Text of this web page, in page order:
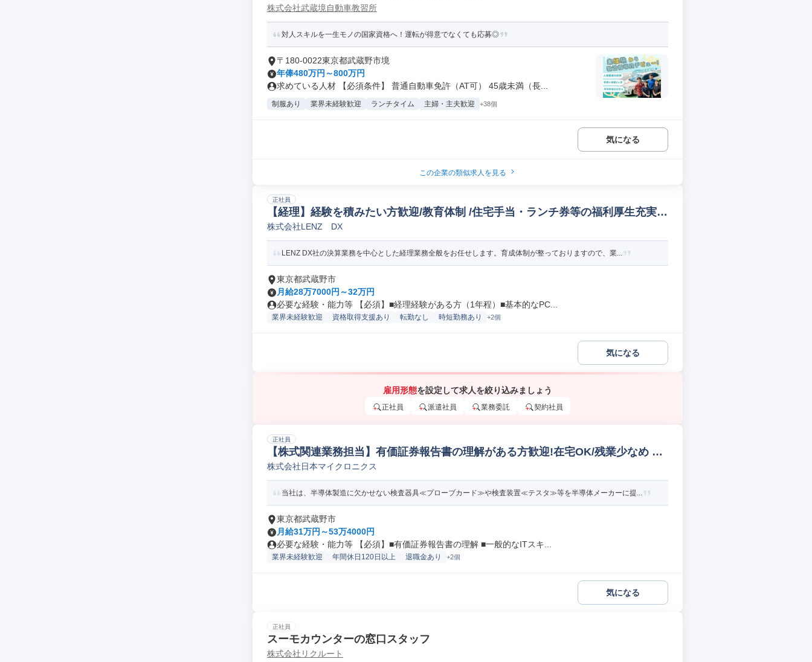
株式会社武蔵境自動車教習所
対人スキルを一生モノの国家資格へ！運転が得意でなくても応募◎
〒180-0022東京都武蔵野市境
年俸480万円～800万円
求めている人材 【必須条件】 普通自動車免許（AT可） 45歳未満（長...
制服あり 業界未経験歓迎 ランチタイム 主婦・主夫歓迎 +38個
気になる
この企業の類似求人を見る
正社員
【経理】経験を積みたい方歓迎/教育体制 /住宅手当・ランチ券等の福利厚生充実
財務会計
株式会社LENZ DX
LENZ DX社の決算業務を中心とした経理業務全般をお任せします。育成体制が整っておりますので、業...
東京都武蔵野市
月給28万7000円～32万円
必要な経験・能力等 【必須】■経理経験がある方（1年程）■基本的なPC...
業界未経験歓迎 資格取得支援あり 転勤なし 時短勤務あり +2個
気になる
雇用形態を設定して求人を絞り込みましょう
正社員 派遣社員 業務委託 契約社員
正社員
【株式関連業務担当】有価証券報告書の理解がある方歓迎!在宅OK/残業少なめ 総
務
株式会社日本マイクロニクス
当社は、半導体製造に欠かせない検査器具≪プローブカード≫や検査装置≪テスタ≫等を半導体メーカーに提...
東京都武蔵野市
月給31万円～53万4000円
必要な経験・能力等 【必須】■有価証券報告書の理解 ■一般的なITスキ...
業界未経験歓迎 年間休日120日以上 退職金あり +2個
気になる
正社員
スーモカウンターの窓口スタッフ
株式会社リクルート